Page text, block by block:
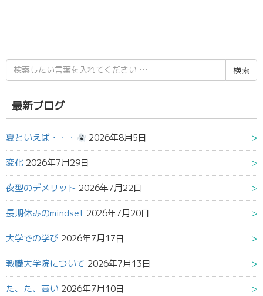
検
索
結
果:
最新ブログ
夏といえば・・・ 2026年8月5日
変化 2026年7月29日
夜型のデメリット 2026年7月22日
長期休みのmindset 2026年7月20日
大学での学び 2026年7月17日
教職大学院について 2026年7月13日
た、た、高い 2026年7月10日